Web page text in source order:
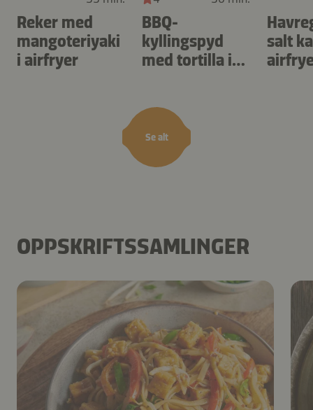
Se alt
Reker med
mangoteriyaki
i airfryer
BBQ-
kyllingspyd
med tortilla i
salt
OPPSKRIFTSSAMLINGER